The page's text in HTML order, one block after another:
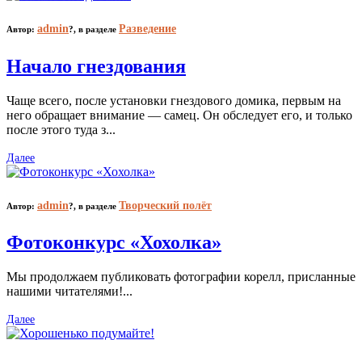
Автор: admin?, в разделе Разведение
Начало гнездования
Чаще всего, после установки гнездового домика, первым на
него обращает внимание — самец. Он обследует его, и только
после этого туда з...
Далее
Автор: admin?, в разделе Творческий полёт
Фотоконкурс «Хохолка»
Мы продолжаем публиковать фотографии корелл, присланные
нашими читателями!...
Далее